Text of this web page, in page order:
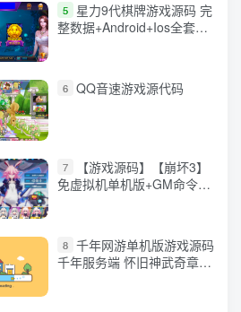
5
星力9代棋牌游戏源码 完
整数据+Android+Ios全套
6 QQ音速游戏源代码
7
【游戏源码】【崩坏3】
免虚拟机单机版+GM命令
8 千年网游单机版游戏源码
千年服务端 怀旧神武奇章一